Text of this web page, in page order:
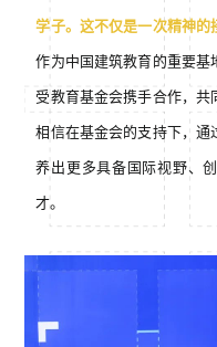
学子。这不仅是一次精神的
作为中国建筑教育的重要
受教育基金会携手合作，共
相信在基金会的支持下，
养出更多具备国际视野、
才。